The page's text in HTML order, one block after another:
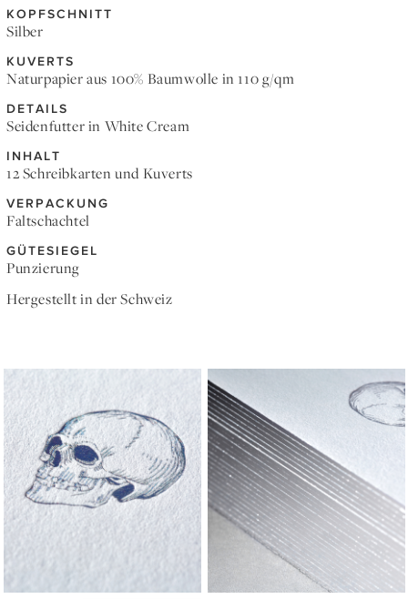
KOPFSCHNITT
Silber
KUVERTS
Naturpapier aus 100% Baumwolle in 110 g/qm
DETAILS
Seidenfutter in White Cream
INHALT
12 Schreibkarten und Kuverts
VERPACKUNG
Faltschachtel
GÜTESIEGEL
Punzierung
Hergestellt in der Schweiz